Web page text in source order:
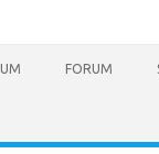
FORUM